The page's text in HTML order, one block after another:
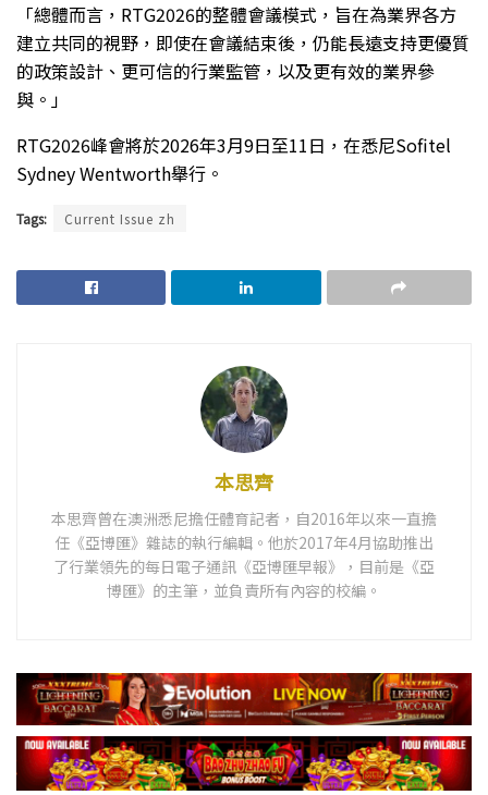
「總體而言，RTG2026的整體會議模式，旨在為業界各方
建立共同的視野，即使在會議結束後，仍能長遠支持更優質
的政策設計、更可信的行業監管，以及更有效的業界參
與。」
RTG2026峰會將於2026年3月9日至11日，在悉尼Sofitel
Sydney Wentworth舉行。
Tags: Current Issue zh
本思齊
本思齊曾在澳洲悉尼擔任體育記者，自2016年以來一直擔
任《亞博匯》雜誌的執行編輯。他於2017年4月協助推出
了行業領先的每日電子通訊《亞博匯早報》，目前是《亞
博匯》的主筆，並負責所有內容的校編。